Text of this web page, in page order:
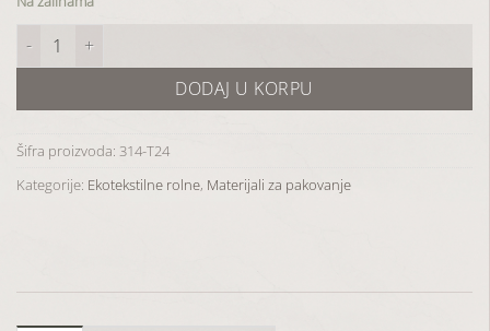
Ekotekstilna rolna-plava T24 količina
DODAJ U KORPU
Šifra proizvoda: 314-T24
Kategorije: Ekotekstilne rolne, Materijali za pakovanje